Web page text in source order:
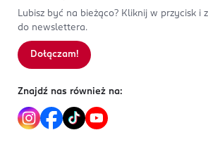
Lubisz być na bieżąco? Kliknij w przycisk i
do newslettera.
Dołączam!
Znajdź nas również na: